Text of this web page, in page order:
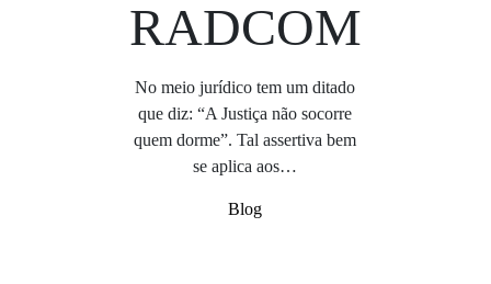
RADCOM
No meio jurídico tem um ditado
que diz: “A Justiça não socorre
quem dorme”. Tal assertiva bem
se aplica aos…
Blog